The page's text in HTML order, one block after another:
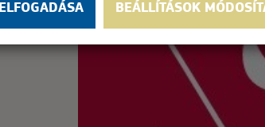
BEÁLLÍTÁSOK